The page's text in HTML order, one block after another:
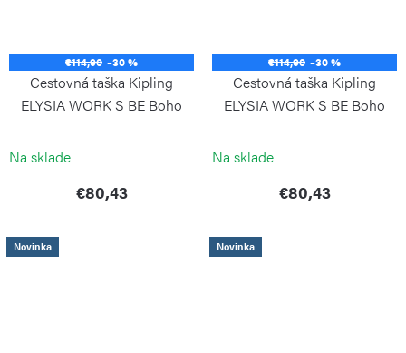
€114,90 –30 %
Cestovná taška Kipling
ELYSIA WORK S BE Boho
Na sklade
€80,43
€114,90 –30 %
Cestovná taška Kipling
ELYSIA WORK S BE Boho
Na sklade
€80,43
Novinka Novinka